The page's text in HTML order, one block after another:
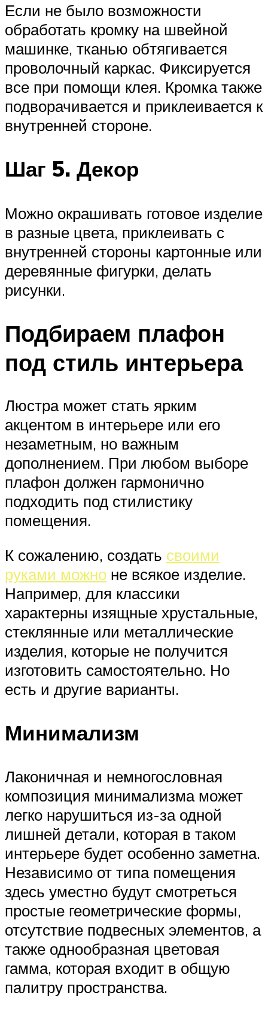
Если не было возможности
обработать кромку на швейной
машинке, тканью обтягивается
проволочный каркас. Фиксируется
все при помощи клея. Кромка также
подворачивается и приклеивается к
внутренней стороне.
Шаг 5. Декор
Можно окрашивать готовое изделие
в разные цвета, приклеивать с
внутренней стороны картонные или
деревянные фигурки, делать
рисунки.
Подбираем плафон
под стиль интерьера
Люстра может стать ярким
акцентом в интерьере или его
незаметным, но важным
дополнением. При любом выборе
плафон должен гармонично
подходить под стилистику
помещения.
К сожалению, создать своими
руками можно не всякое изделие.
Например, для классики
характерны изящные хрустальные,
стеклянные или металлические
изделия, которые не получится
изготовить самостоятельно. Но
есть и другие варианты.
Минимализм
Лаконичная и немногословная
композиция минимализма может
легко нарушиться из-за одной
лишней детали, которая в таком
интерьере будет особенно заметна.
Независимо от типа помещения
здесь уместно будут смотреться
простые геометрические формы,
отсутствие подвесных элементов, а
также однообразная цветовая
гамма, которая входит в общую
палитру пространства.